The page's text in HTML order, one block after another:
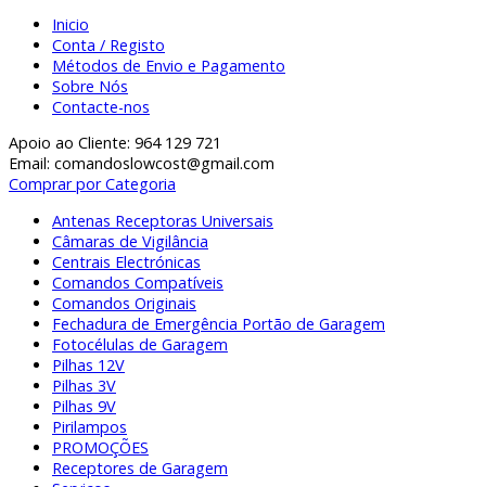
Inicio
Conta / Registo
Métodos de Envio e Pagamento
Sobre Nós
Contacte-nos
Apoio ao Cliente: 964 129 721
Email: comandoslowcost@gmail.com
Comprar por Categoria
Antenas Receptoras Universais
Câmaras de Vigilância
Centrais Electrónicas
Comandos Compatíveis
Comandos Originais
Fechadura de Emergência Portão de Garagem
Fotocélulas de Garagem
Pilhas 12V
Pilhas 3V
Pilhas 9V
Pirilampos
PROMOÇÕES
Receptores de Garagem